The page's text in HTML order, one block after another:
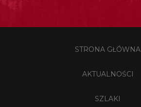
STRONA GŁÓWNA
AKTUALNOŚCI
SZLAKI